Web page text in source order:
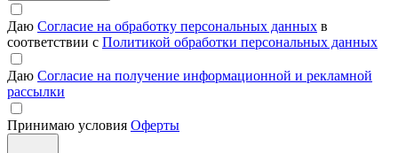
Даю Согласие на обработку персональных данных в
соответствии с Политикой обработки персональных данных
Даю Согласие на получение информационной и рекламной
рассылки
Принимаю условия Оферты